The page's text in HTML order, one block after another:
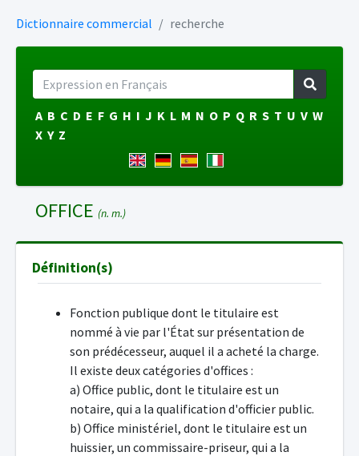
Dictionnaire commercial recherche
A B C D E F G H I J K L M N O P Q R S T U V W
X Y Z
OFFICE (n. m.)
Définition(s)
Fonction publique dont le titulaire est
nommé à vie par l'État sur présentation de
son prédécesseur, auquel il a acheté la charge.
Il existe deux catégories d'offices :
a) Office public, dont le titulaire est un
notaire, qui a la qualification d'officier public.
b) Office ministériel, dont le titulaire est un
huissier, un commissaire-priseur, qui a la